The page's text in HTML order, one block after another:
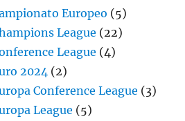
Europeo (5)
League (22)
League (4)
2024 (2)
Conference League (3)
League (5)